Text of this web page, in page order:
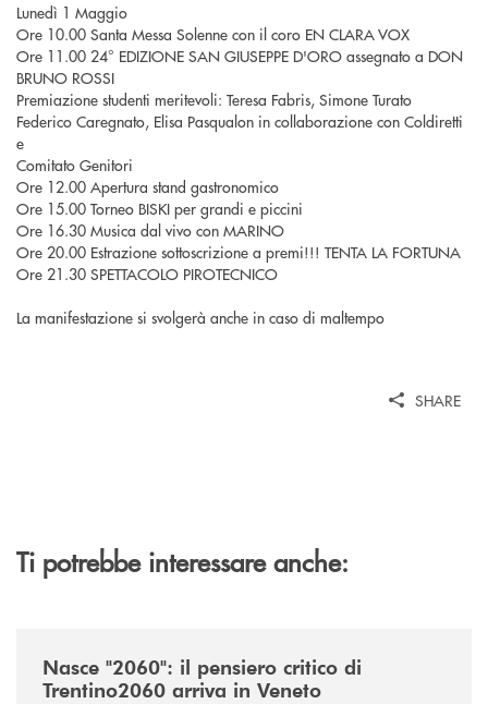
Lunedì 1 Maggio
Ore 10.00 Santa Messa Solenne con il coro EN CLARA VOX
Ore 11.00 24° EDIZIONE SAN GIUSEPPE D'ORO assegnato a DON
BRUNO ROSSI
Premiazione studenti meritevoli: Teresa Fabris, Simone Turato
Federico Caregnato, Elisa Pasqualon in collaborazione con Coldiretti
e
Comitato Genitori
Ore 12.00 Apertura stand gastronomico
Ore 15.00 Torneo BISKI per grandi e piccini
Ore 16.30 Musica dal vivo con MARINO
Ore 20.00 Estrazione sottoscrizione a premi!!! TENTA LA FORTUNA
Ore 21.30 SPETTACOLO PIROTECNICO
La manifestazione si svolgerà anche in caso di maltempo
SHARE
Ti potrebbe interessare anche:
Nasce "2060": il pensiero critico di
Trentino2060 arriva in Veneto